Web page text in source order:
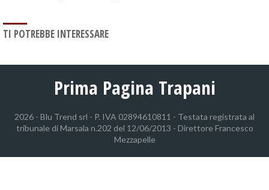
TI POTREBBE INTERESSARE
Prima Pagina Trapani
2026 - Blu Trend srl - P. IVA 02894610811 - Testata registrata al
tribunale di Marsala n.202 del 12/06/2013 - Direttore Francesco
Mezzapelle